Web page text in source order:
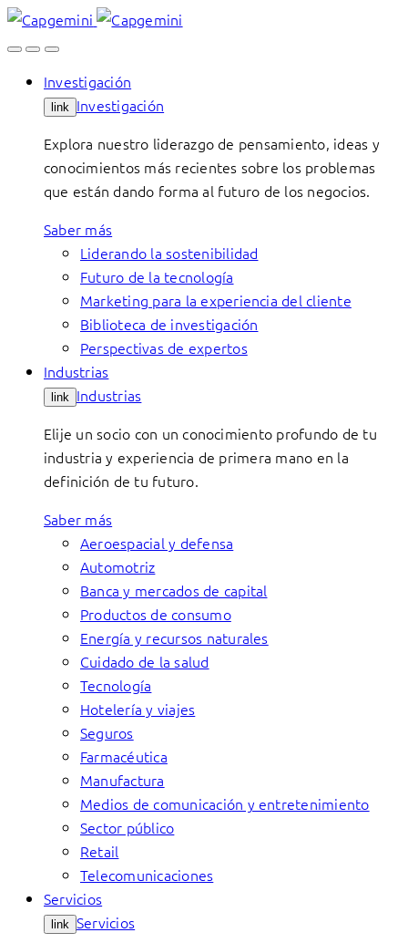
Skip
to
Investigación
link Investigación
Explora nuestro liderazgo de pensamiento, ideas y
conocimientos más recientes sobre los problemas
que están dando forma al futuro de los negocios.
Saber más
Liderando la sostenibilidad
Futuro de la tecnología
Marketing para la experiencia del cliente
Biblioteca de investigación
Perspectivas de expertos
Industrias
link Industrias
Elije un socio con un conocimiento profundo de tu
industria y experiencia de primera mano en la
definición de tu futuro.
Saber más
Aeroespacial y defensa
Automotriz
Banca y mercados de capital
Productos de consumo
Energía y recursos naturales
Cuidado de la salud
Tecnología
Hotelería y viajes
Seguros
Farmacéutica
Manufactura
Medios de comunicación y entretenimiento
Sector público
Retail
Telecomunicaciones
Servicios
link Servicios